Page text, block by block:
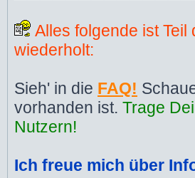
Alles folgende ist
wiederholt:
Sieh' in die FAQ!
vorhanden ist. Trage
Nutzern!
Ich freue mich über